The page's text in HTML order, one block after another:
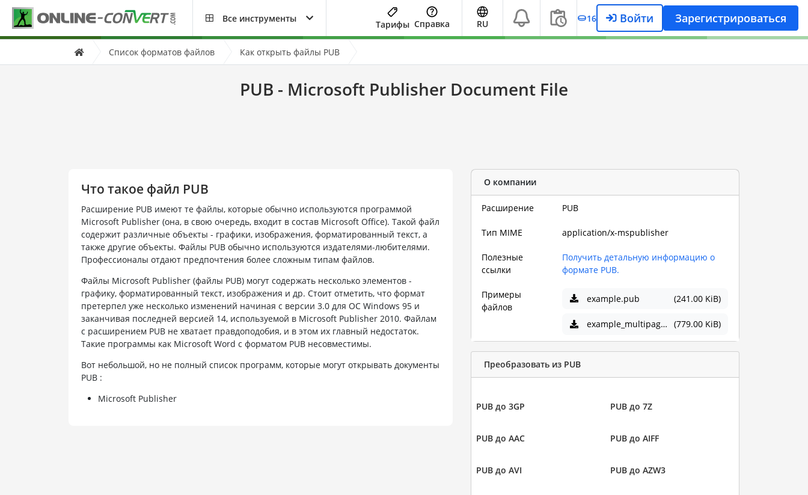
Все инструменты
Тарифы Справка RU 16 Войти Зарегистрироваться
Список форматов файлов Как открыть файлы PUB
PUB - Microsoft Publisher Document File
Что такое файл PUB
Расширение PUB имеют те файлы, которые обычно используются программой
Microsoft Publisher (она, в свою очередь, входит в состав Microsoft Office). Такой файл
содержит различные объекты - графики, изображения, форматированный текст, а
также другие объекты. Файлы PUB обычно используются издателями-любителями.
Профессионалы отдают предпочтения более сложным типам файлов.
Файлы Microsoft Publisher (файлы PUB) могут содержать несколько элементов -
графику, форматированный текст, изображения и др. Стоит отметить, что формат
претерпел уже несколько изменений начиная с версии 3.0 для ОС Windows 95 и
заканчивая последней версией 14, используемой в Microsoft Publisher 2010. Файлам
с расширением PUB не хватает правдоподобия, и в этом их главный недостаток.
Такие программы как Microsoft Word с форматом PUB несовместимы.
Вот небольшой, но не полный список программ, которые могут открывать документы
PUB :
Microsoft Publisher
О компании
Расширение PUB
Тип MIME application/x-mspublisher
Полезные
ссылки
Получить детальную информацию о
формате PUB.
Примеры
файлов
example.pub (241.00 KiB)
example_multipage.pub (779.00 KiB)
Преобразовать из PUB
PUB до 3GP PUB до 7Z
PUB до AAC PUB до AIFF
PUB до AVI PUB до AZW3